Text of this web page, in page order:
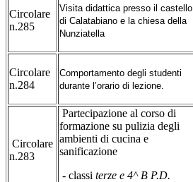
Circolare
n.285
Visita didattica presso il castello
di Calatabiano e la chiesa della
Nunziatella
Circolare
n.284
Comportamento degli studenti
durante l’orario di lezione.
Circolare
n.283
Partecipazione al corso di
formazione su pulizia degli
ambienti di cucina e
sanificazione
- classi terze e 4^ B P.D.